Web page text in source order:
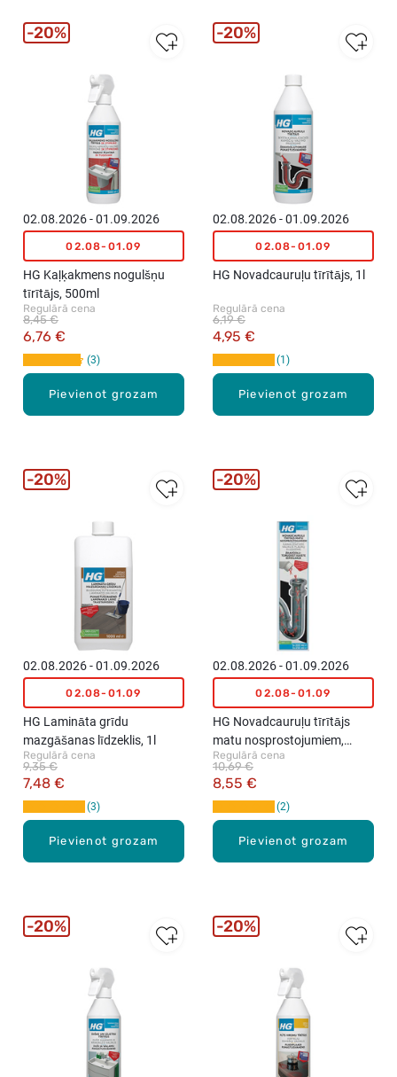
Pievienot grozam
02.08.2026 - 01.09.2026
02.08-01.09
HG Kaļķakmens nogulšņu
tīrītājs, 500ml
Regulārā cena
6,76 €
8,45 €
3
20%
Pievienot grozam
02.08.2026 - 01.09.2026
02.08-01.09
HG Novadcauruļu tīrītājs, 1l
Regulārā cena
4,95 €
6,19 €
1
20%
Pievienot grozam
02.08.2026 - 01.09.2026
02.08-01.09
HG Lamināta grīdu
mazgāšanas līdzeklis, 1l
Regulārā cena
7,48 €
9,35 €
3
20%
Pievienot grozam
02.08.2026 - 01.09.2026
02.08-01.09
HG Novadcauruļu tīrītājs
matu nosprostojumiem,
1x200ml, 1x250ml
Regulārā cena
8,55 €
10,69 €
2
20%
20% 20%